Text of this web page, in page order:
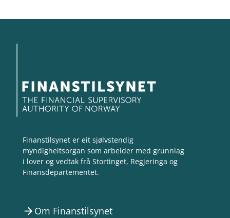
Finanstilsynet er eit sjølvstendig
myndigheitsorgan som arbeider med grunnlag
i lover og vedtak frå Stortinget, Regjeringa og
Finansdepartementet.
arrow_forward Om Finanstilsynet